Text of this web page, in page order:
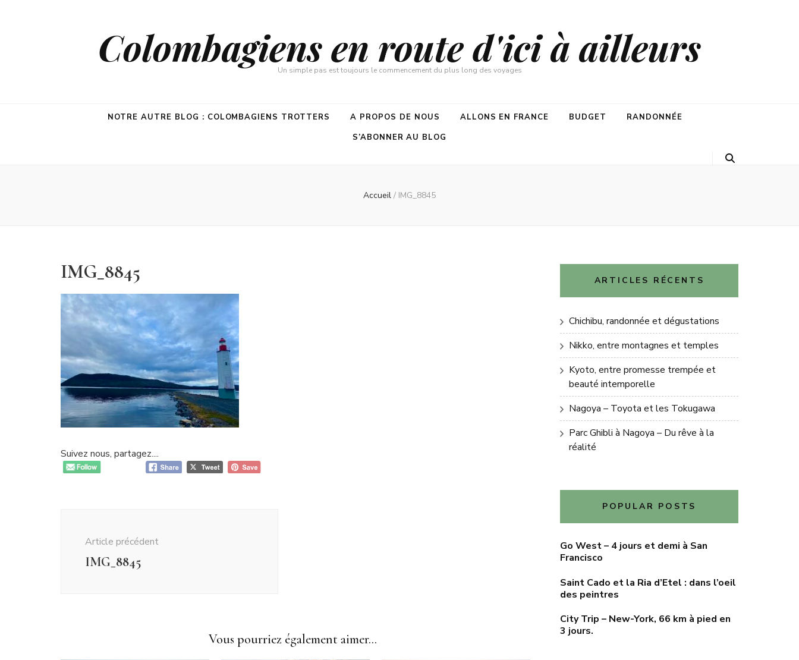
Colombagiens en route d'ici à ailleurs
Un simple pas est toujours le commencement du plus long des voyages
NOTRE AUTRE BLOG : COLOMBAGIENS TROTTERS A PROPOS DE NOUS ALLONS EN FRANCE BUDGET
RANDONNÉE
S’ABONNER AU BLOG
Accueil / IMG_8845
IMG_8845
Suivez nous, partagez....
Article précédent
IMG_8845
Vous pourriez également aimer...
ARTICLES RÉCENTS
Chichibu, randonnée et dégustations
Nikko, entre montagnes et temples
Kyoto, entre promesse trempée et
beauté intemporelle
Nagoya – Toyota et les Tokugawa
Parc Ghibli à Nagoya – Du rêve à la
réalité
POPULAR POSTS
Go West – 4 jours et demi à San
Francisco
Saint Cado et la Ria d’Etel : dans l’oeil
des peintres
City Trip – New-York, 66 km à pied en
3 jours.